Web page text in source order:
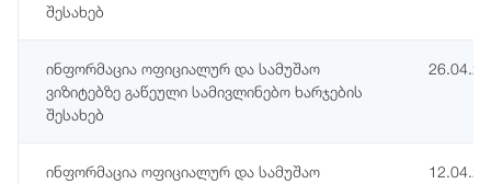
შესახებ
ინფორმაცია ოფიციალურ და სამუშაო
ვიზიტებზე გაწეული სამივლინებო ხარჯების
შესახებ
ინფორმაცია ოფიციალურ და სამუშაო